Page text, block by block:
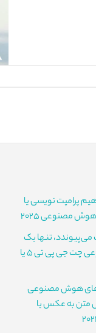
پرامپت نویسی یا
مصنوعی 2025
می‌پیوندد، تنها یک
قدم تا هوش مصنوعی چت جی پی تی 5 یا
هوش مصنوعی
به عکس یا